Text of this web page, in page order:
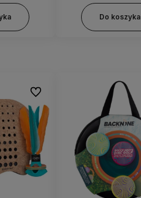
Do koszyka
Do ulubionych